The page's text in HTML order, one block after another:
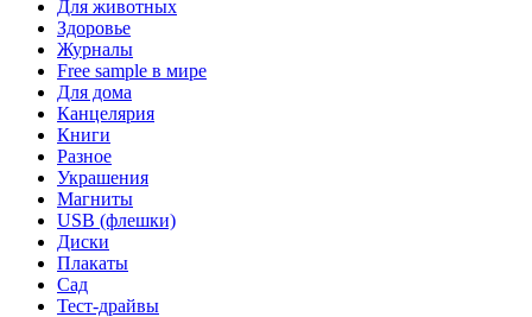
Для животных
Здоровье
Журналы
Free sample в мире
Для дома
Канцелярия
Книги
Разное
Украшения
Магниты
USB (флешки)
Диски
Плакаты
Сад
Тест-драйвы